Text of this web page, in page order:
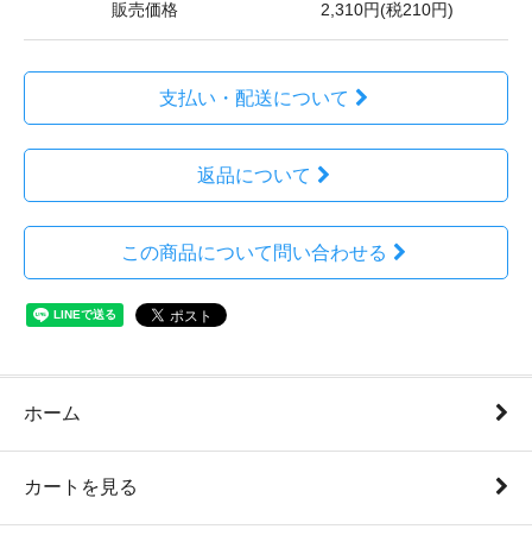
販売価格 2,310円(税210円)
支払い・配送について
返品について
この商品について問い合わせる
ホーム
カートを見る